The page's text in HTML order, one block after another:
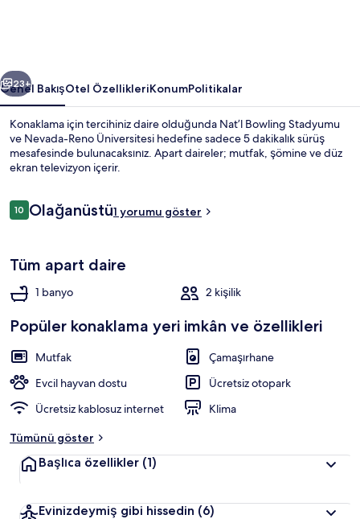
fotoğraf
galerisi
Sonraki
23+
Genel BakışOtel ÖzellikleriKonumPolitikalar
Konaklama için tercihiniz daire olduğunda Nat’l Bowling Stadyumu
ve Nevada-Reno Üniversitesi hedefine sadece 5 dakikalık sürüş
mesafesinde bulunacaksınız. Apart daireler; mutfak, şömine ve düz
ekran televizyon içerir.
Yorumlar
1010/10
Olağanüstü1 yorumu göster
Tüm apart daire
1 banyo 2 kişilik
Popüler konaklama yeri imkân ve özellikleri
Mutfak
Çamaşırhane
Evcil hayvan dostu
Ücretsiz otopark
Ücretsiz kablosuz internet
Klima
Tümünü göster
Başlıca özellikler (1)
Evinizdeymiş gibi hissedin (6)